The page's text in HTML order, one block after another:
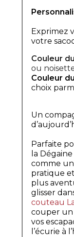
Exprimez
votre
Couleur
ou
Couleur
choix
Un
Parfaite
la
comme
pratique
plus
glisser
couteau
couper un
vos
l’écurie à